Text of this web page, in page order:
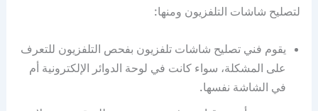
لتصليح شاشات التلفزيون ومنها:
يقوم فني تصليح شاشات تلفزيون بفحص التلفزيون للتعرف
على المشكلة، سواء كانت في لوحة الدوائر الإلكترونية أم
في الشاشة نفسها.